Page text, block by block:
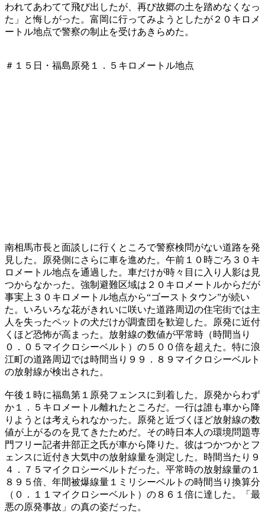
われてあわてて飛び出したが、再び故郷の土を踏めなくなっ
た」と悔しがった。富岡に行ってみようとしたが２０キロメ
ートル地点で警察の制止を受けあきらめた。
＃１５日・福島原発１．５キロメートル地点
南相馬市長と面談しに行くところで警察検問がない道路を発
見した。原発側にさらに車を進めた。午前１０時ごろ３０キ
ロメートル地点を通過した。車だけが時々目に入り人影は見
つからなかった。強制避難区域は２０キロメートルからだが
事実上３０キロメートル地点から“ゴーストタウン”が続い
た。いろいろな花がきれいに咲いた道路周辺の住宅街では主
人を失ったペットの犬だけが調査団を歓迎した。原発に近付
くほど恐怖が高まった。放射線の数値が平常時（時間当り
０．０５マイクロシーベルト）の５００倍を超えた。特に浪
江町の道路周辺では時間当り９９．８９マイクロシーベルト
の放射線が検出された。
午後１時に福島第１原発フェンスに到着した。原発からわず
か１．５キロメートル離れたところだ。一行は誰も車から降
りようとは考えられなかった。原発と近づくほど放射線の数
値が上がるのを見てきたためだ。その時日本人の環境問題専
門フリー記者井部正之氏が車から降りた。彼はつかつかとフ
ェンスに近付き大気中の放射線量を測定した。時間当たり９
４．７５マイクロシーベルトだった。平常時の放射線量の１
８９５倍、年間被爆線量１ミリシーベルトの時間当り換算分
（０．１１マイクロシーベルト）の８６１倍に達した。「最
悪の原発事故」の真の姿だった。